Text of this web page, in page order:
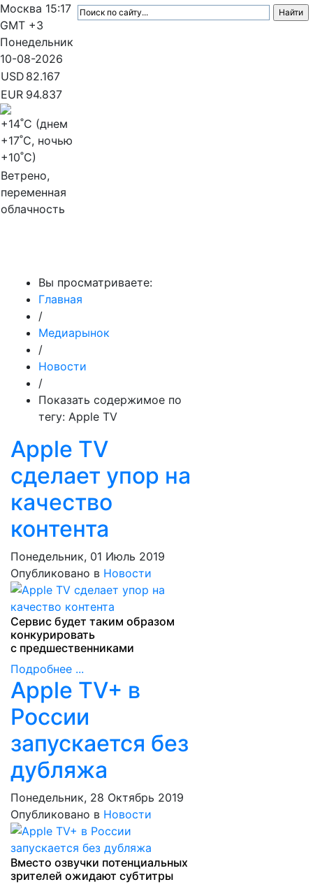
Москва 15:17
GMT +3
Понедельник
10-08-2026
USD 82.167
EUR 94.837
+14˚C (днем
+17˚C, ночью
+10˚C)
Ветрено,
переменная
облачность
Вы просматриваете:
Главная
/
Медиарынок
/
Новости
/
Показать содержимое по
тегу: Apple TV
Apple TV
сделает упор на
качество
контента
Понедельник, 01 Июль 2019
Опубликовано в Новости
Сервис будет таким образом
конкурировать
с предшественниками
Подробнее ...
Apple TV+ в
России
запускается без
дубляжа
Понедельник, 28 Октябрь 2019
Опубликовано в Новости
Вместо озвучки потенциальных
зрителей ожидают субтитры